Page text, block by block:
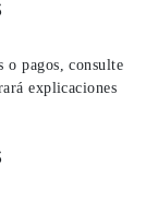
o pagos, consulte
explicaciones